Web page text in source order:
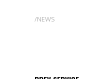
NEWS